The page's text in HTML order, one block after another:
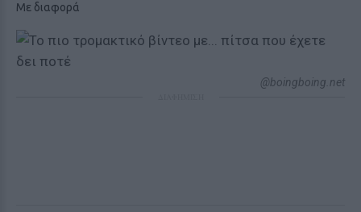
Με διαφορά
@boingboing.net